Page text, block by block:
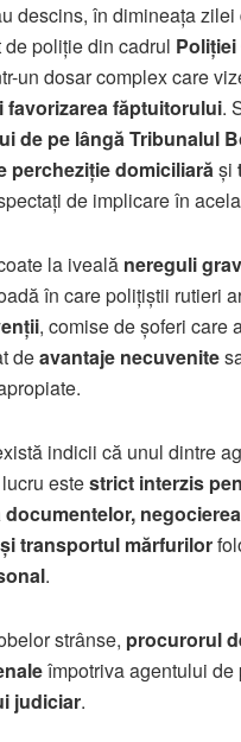
descins, în dimineața zilei
de poliție din cadrul
un dosar complex care
favorizarea făptuitorului.
de pe lângă Tribunalul
percheziție domiciliarăși
de implicare în
la iveală nereguli
în care polițiștii rutieri
, comise de șoferi care
deavantaje necuvenite
indicii că unul dintre
estestrict interzis
documentelor,
transportul mărfurilor
.
strânse, procurorul
împotriva agentului de
judiciar.